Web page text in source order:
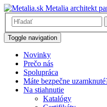
Metalia architekt
Toggle navigation
Novinky
Prečo nás
Spolupráca
Máte bezpečne
Na stiahnutie
Katalógy